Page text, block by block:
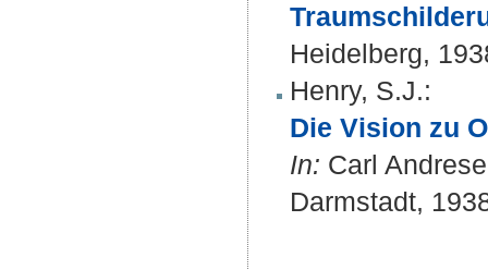
Heidelberg,
Henry, S.J.:
Die Vision zu
In: Carl
Darmstadt,